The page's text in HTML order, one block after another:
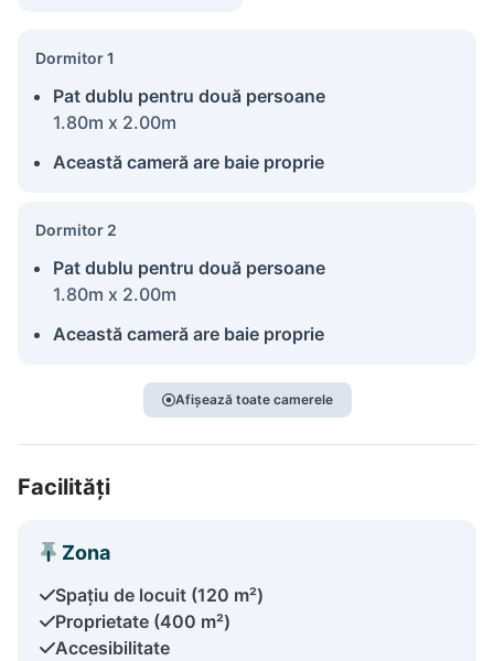
Dormitor 1
Pat dublu pentru două persoane
1.80m x 2.00m
Această cameră are baie proprie
Dormitor 2
Pat dublu pentru două persoane
1.80m x 2.00m
Această cameră are baie proprie
Afișează toate camerele
Facilități
Zona
Spațiu de locuit (120 m²)
Proprietate (400 m²)
Accesibilitate